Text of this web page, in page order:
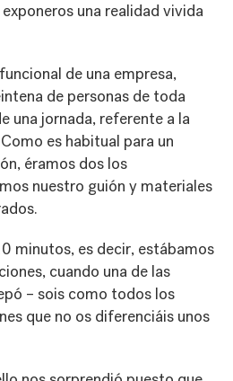
una realidad vivida
de una empresa,
de personas de toda
una jornada, referente a la
es habitual para un
éramos dos los
nuestro guión y materiales
minutos, es decir, estábamos
cuando una de las
– sois como todos los
que no os diferenciáis unos